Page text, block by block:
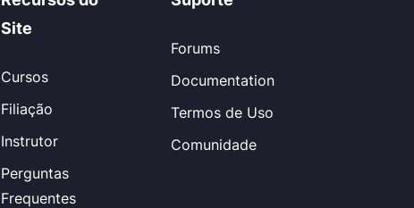
Site
Cursos
Filiação
Instrutor
Perguntas
Frequentes
Forums
Documentation
Termos de Uso
Comunidade